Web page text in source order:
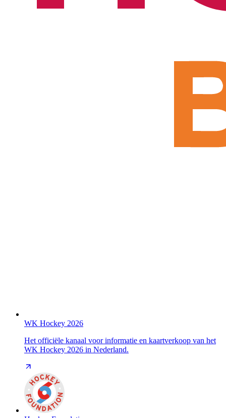
WK Hockey 2026
Het officiële kanaal voor informatie en kaartverkoop van het
WK Hockey 2026 in Nederland.